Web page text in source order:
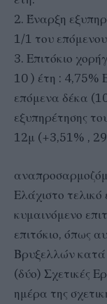
2. Έναρξη
1/1 του
3. Επιτόκιο
10 ) έτη : 4,75%
επόμενα δέκα
εξυπηρέτησης
12μ (+3,51% ,
Ελάχιστο τελικό
κυμαινόμενο
επιτόκιο, όπως
Βρυξελλών κατά
(δύο) Σχετικές
ημέρα της